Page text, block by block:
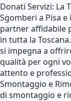
Donati Servizi: La
Sgomberi a Pisa
partner affidabile
in tutta la
si impegna a
qualità per ogni
attento e
Smontaggio e
di smontaggio e